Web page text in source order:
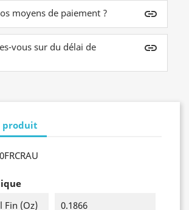
moyens de paiement ? insert_link
vous sur du délai de
insert_link
produit
Fin (oz)
0.1866